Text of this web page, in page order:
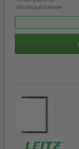
Mindestabnahme